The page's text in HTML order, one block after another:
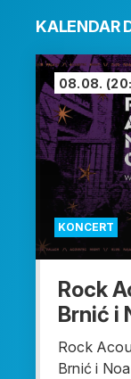
KALENDAR
KONCERT
08.08.
Rock
Brnić i
Rock
Brnić i